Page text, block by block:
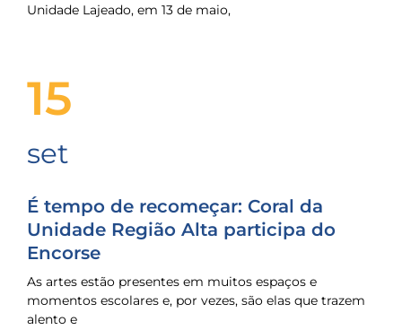
Unidade Lajeado, em 13 de maio,
15
set
É tempo de recomeçar: Coral da
Unidade Região Alta participa do
Encorse
As artes estão presentes em muitos espaços e
momentos escolares e, por vezes, são elas que trazem
alento e